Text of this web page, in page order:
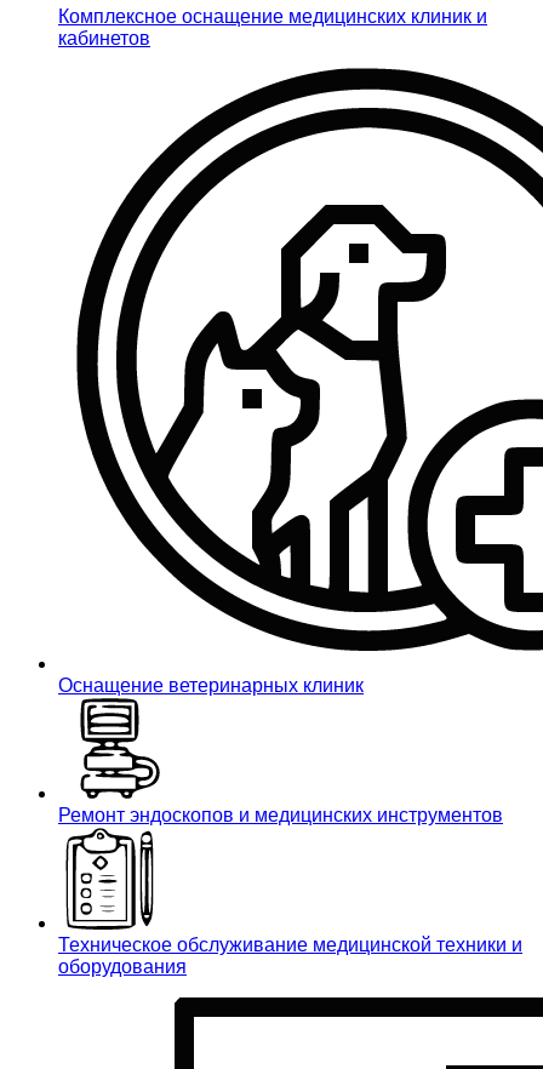
Комплексное оснащение медицинских клиник и
кабинетов
Оснащение ветеринарных клиник
Ремонт эндоскопов и медицинских инструментов
Техническое обслуживание медицинской техники и
оборудования